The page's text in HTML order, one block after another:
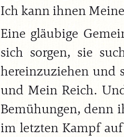
Ich kann ihnen
Eine gläubige
sich sorgen, sie
hereinzuziehen und
und Mein Reich.
Bemühungen, denn
im letzten Kampf